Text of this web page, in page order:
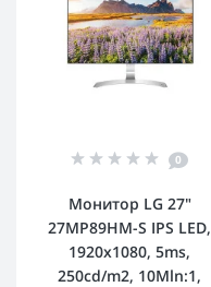
0
Монитор LG 27"
27MP89HM-S IPS LED,
1920x1080, 5ms,
250cd/m2, 10Mln:1,